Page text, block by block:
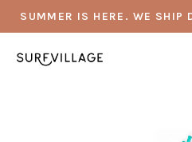
SUMMER IS HERE. WE SHIP